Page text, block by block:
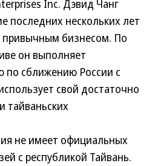
Inc. Дэвид Чанг
последних нескольких лет
привычным бизнесом. По
он выполняет
по сближению России с
свой достаточно
тайваньских
не имеет официальных
с республикой Тайвань.